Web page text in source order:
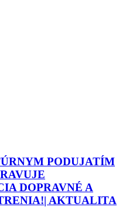
PODUJATÍM
DOPRAVNÉ A
AKTUALITA